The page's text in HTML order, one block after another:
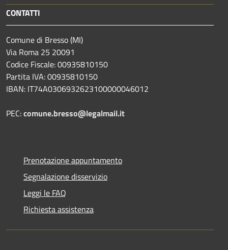
CONTATTI
Comune di Bresso (MI)
Via Roma 25 20091
Codice Fiscale: 00935810150
Partita IVA: 00935810150
IBAN: IT74A0306932623100000046012
PEC:comune.bresso@legalmail.it
Prenotazione appuntamento
Segnalazione disservizio
Leggi le FAQ
Richiesta assistenza